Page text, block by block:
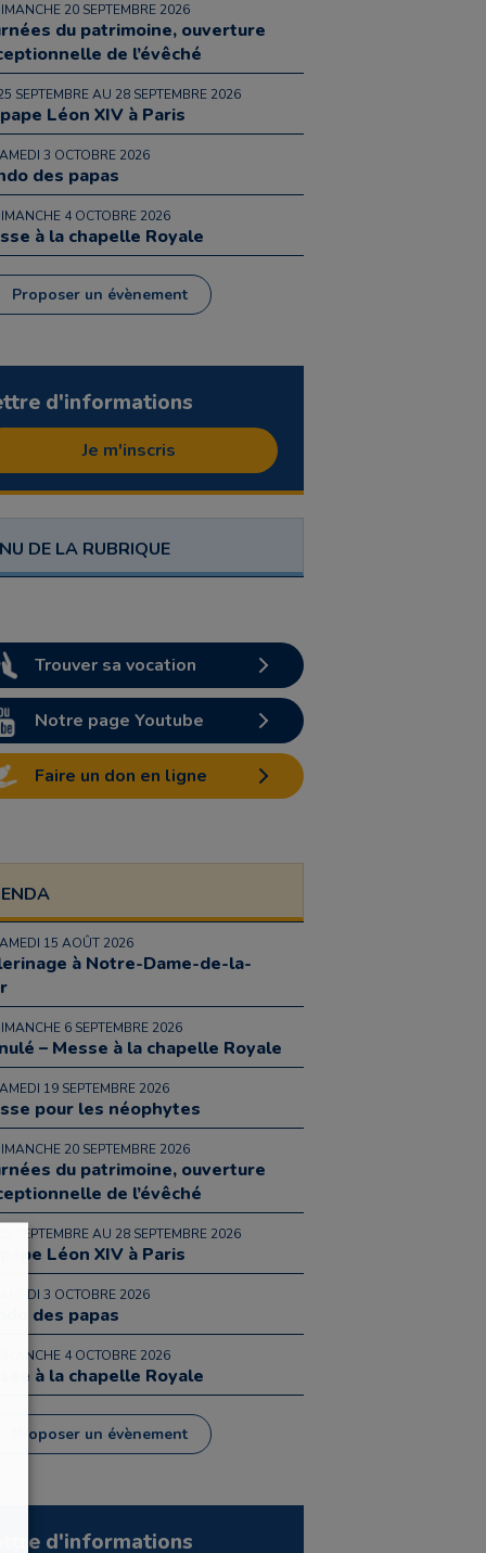
20 SEPTEMBRE 2026
du patrimoine, ouverture
de l’évêché
SEPTEMBRE AU 28 SEPTEMBRE 2026
Léon XIV à Paris
3 OCTOBRE 2026
des papas
4 OCTOBRE 2026
à la chapelle Royale
Proposer un évènement
d'informations
Je m'inscris
DE LA RUBRIQUE
Trouver sa vocation
Notre page Youtube
Faire un don en ligne
15 AOÛT 2026
à Notre-Dame-de-la-
6 SEPTEMBRE 2026
– Messe à la chapelle Royale
19 SEPTEMBRE 2026
pour les néophytes
20 SEPTEMBRE 2026
du patrimoine, ouverture
de l’évêché
25 SEPTEMBRE AU 28 SEPTEMBRE 2026
pape Léon XIV à Paris
3 OCTOBRE 2026
des papas
4 OCTOBRE 2026
à la chapelle Royale
Proposer un évènement
d'informations